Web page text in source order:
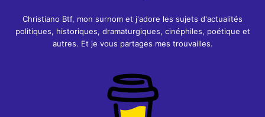
Christiano Btf, mon surnom et j'adore les sujets d'actualités
politiques, historiques, dramaturgiques, cinéphiles, poétique et
autres. Et je vous partages mes trouvailles.